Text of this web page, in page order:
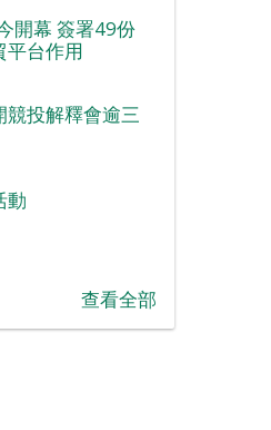
開幕 簽署49份
平台作用
投解釋會逾三
動
查看全部